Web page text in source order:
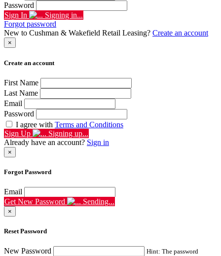
Password
Sign In
Signing in...
Forgot password
New to Cushman & Wakefield Retail Leasing? Create an account
×
Create an account
First Name
Last Name
Email
Password
I agree with Terms and Conditions
Sign Up
Signing up...
Already have an account? Sign in
×
Forgot Password
Email
Get New Password
Sending...
×
Reset Password
New Password
Hint: The password